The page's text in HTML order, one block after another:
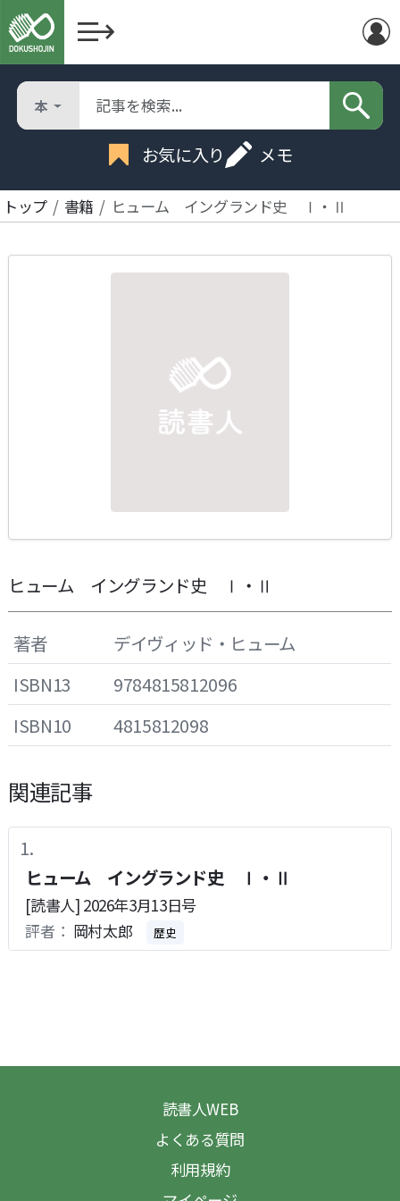
本
お気に入り メモ
トップ 書籍 ヒューム イングランド史 Ⅰ・Ⅱ
ヒューム イングランド史 Ⅰ・Ⅱ
著者
デイヴィッド・ヒューム
ISBN13
9784815812096
ISBN10
4815812098
関連記事
ヒューム イングランド史 Ⅰ・Ⅱ
[読書人] 2026年3月13日号
評者： 岡村太郎 歴史
読書人WEB
よくある質問
利用規約